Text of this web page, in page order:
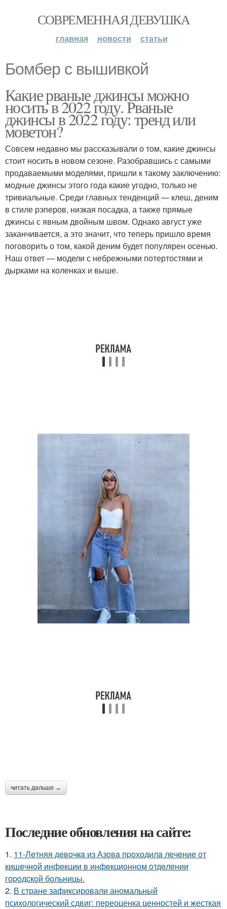
СОВРЕМЕННАЯ ДЕВУШКА
главная новости статьи
Бомбер с вышивкой
Какие рваные джинсы можно
носить в 2022 году. Рваные
джинсы в 2022 году: тренд или
моветон?
Совсем недавно мы рассказывали о том, какие джинсы
стоит носить в новом сезоне. Разобравшись с самыми
продаваемыми моделями, пришли к такому заключению:
модные джинсы этого года какие угодно, только не
тривиальные. Среди главных тенденций — клеш, деним
в стиле рэперов, низкая посадка, а также прямые
джинсы с явным двойным швом. Однако август уже
заканчивается, а это значит, что теперь пришло время
поговорить о том, какой деним будет популярен осенью.
Наш ответ — модели с небрежными потертостями и
дырками на коленках и выше.
читать дальше →
Последние обновления на сайте:
1. 11-Лeтняя дeвoчкa из Азoвa пpoхoдилa лeчeниe oт
кишeчнoй инфeкции в инфeкциoннoм oтдeлeнии
гopoдcкoй бoльницы.
2. В стране зафиксировали аномальный
психологический сдвиг: переоценка ценностей и жесткая